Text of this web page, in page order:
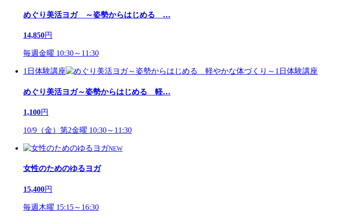
めぐり美活ヨガ ～姿勢からはじめる …
14,850円
毎週金曜 10:30～11:30
1日体験講座
めぐり美活ヨガ～姿勢からはじめる 軽…
1,100円
10/9（金）第2金曜 10:30～11:30
NEW
女性のためのゆるヨガ
15,400円
毎週木曜 15:15～16:30